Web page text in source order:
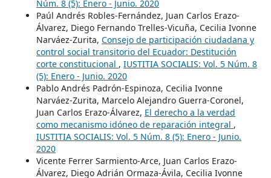
Núm. 8 (5): Enero - Junio. 2020
Paúl Andrés Robles-Fernández, Juan Carlos Erazo-
Álvarez, Diego Fernando Trelles-Vicuña, Cecilia Ivonne
Narváez-Zurita, Consejo de participación ciudadana y
control social transitorio del Ecuador: Destitución
corte constitucional , IUSTITIA SOCIALIS: Vol. 5 Núm. 8
(5): Enero - Junio. 2020
Pablo Andrés Padrón-Espinoza, Cecilia Ivonne
Narváez-Zurita, Marcelo Alejandro Guerra-Coronel,
Juan Carlos Erazo-Álvarez, El derecho a la verdad
como mecanismo idóneo de reparación integral ,
IUSTITIA SOCIALIS: Vol. 5 Núm. 8 (5): Enero - Junio.
2020
Vicente Ferrer Sarmiento-Arce, Juan Carlos Erazo-
Álvarez, Diego Adrián Ormaza-Ávila, Cecilia Ivonne